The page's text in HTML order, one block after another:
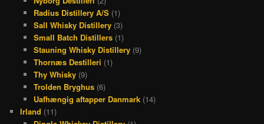
Radius Distillery A/S(1)
Sall Whisky Distillery(3)
Small Batch Distillers(1)
Stauning Whisky Distillery(9)
Thornæs Destilleri (1)
Thy Whisky(9)
Trolden Bryghus(6)
Uafhængig aftapper Danmark(14)
Irland (11)